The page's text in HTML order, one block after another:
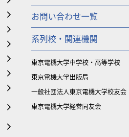
お問い合わせ一覧
系列校・関連機関
東京電機大学中学校・高等学校
東京電機大学出版局
一般社団法人東京電機大学校友会
東京電機大学経営同友会